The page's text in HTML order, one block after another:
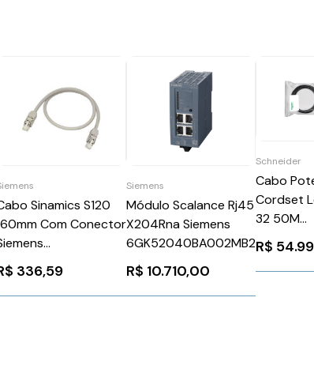
Sinamics S120
Com Conector
336,59
Siemens
Módulo Scalance Rj45
X204Rna Siemens
6GK52040BA002MB2
R$ 10.710,00
Schneider
Cabo
Cordset
32 50M
Schneider
R$